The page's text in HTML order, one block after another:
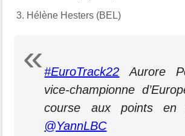
3. Hélène Hesters (BEL)
#EuroTrack22 Aurore
vice-championne
course aux points en
@YannLBC